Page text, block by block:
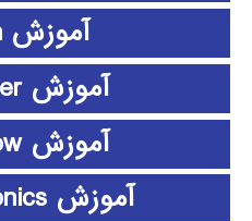
آموزش python
آموزش rapidminer
آموزش ShowFlow
آموزش SimElectronics